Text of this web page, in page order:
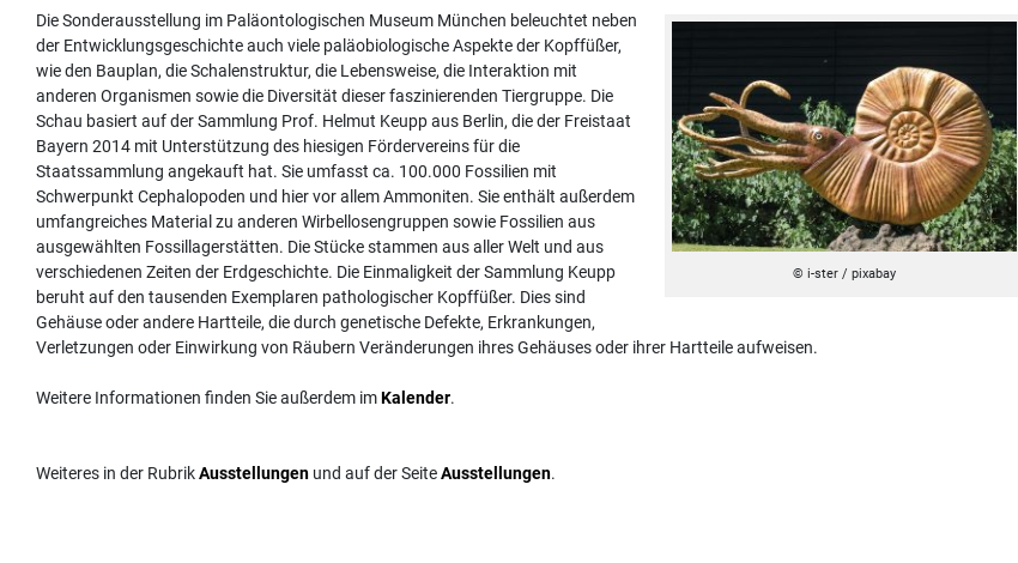
© i-ster / pixabay
Die Sonderausstellung im Paläontologischen Museum München beleuchtet neben
der Entwicklungsgeschichte auch viele paläobiologische Aspekte der Kopffüßer,
wie den Bauplan, die Schalenstruktur, die Lebensweise, die Interaktion mit
anderen Organismen sowie die Diversität dieser faszinierenden Tiergruppe. Die
Schau basiert auf der Sammlung Prof. Helmut Keupp aus Berlin, die der Freistaat
Bayern 2014 mit Unterstützung des hiesigen Fördervereins für die
Staatssammlung angekauft hat. Sie umfasst ca. 100.000 Fossilien mit
Schwerpunkt Cephalopoden und hier vor allem Ammoniten. Sie enthält außerdem
umfangreiches Material zu anderen Wirbellosengruppen sowie Fossilien aus
ausgewählten Fossillagerstätten. Die Stücke stammen aus aller Welt und aus
verschiedenen Zeiten der Erdgeschichte. Die Einmaligkeit der Sammlung Keupp
beruht auf den tausenden Exemplaren pathologischer Kopffüßer. Dies sind
Gehäuse oder andere Hartteile, die durch genetische Defekte, Erkrankungen,
Verletzungen oder Einwirkung von Räubern Veränderungen ihres Gehäuses oder ihrer Hartteile aufweisen.
Weitere Informationen finden Sie außerdem imKalender.
Weiteres in der RubrikAusstellungen und auf der SeiteAusstellungen.